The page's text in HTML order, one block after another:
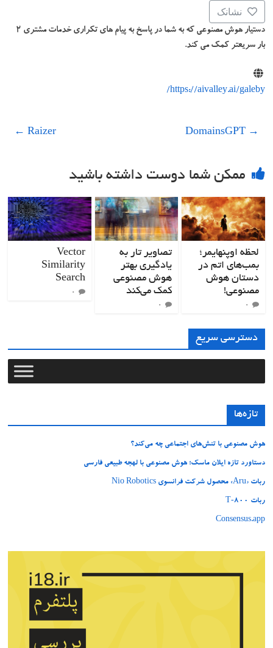
نشانک
دستیار هوش مصنوعی که به شما در پاسخ به پیام های تکراری خدمات مشتری ۲
بار سریعتر کمک می کند.
https://aivalley.ai/galeby/
→
Raizer
←
ممکن شما دوست داشته باشید
لحظه اوپنهایمر؛
بمب‌های اتم در
دستان هوش
مصنوعی!
۰
تصاویر تار به
یادگیری بهتر
هوش مصنوعی
کمک می‌کند
۰
Vector
Similarity
Search
۰
دسترسی سریع
تازه‌ها
هوش مصنوعی با تنش‌های اجتماعی چه می‌کند؟
دستاورد تازه ایلان ماسک؛ هوش مصنوعی با لهجه طبیعی فارسی
ربات «Aru» محصول شرکت فرانسوی Nio Robotics
ربات T‑800
Consensus.app